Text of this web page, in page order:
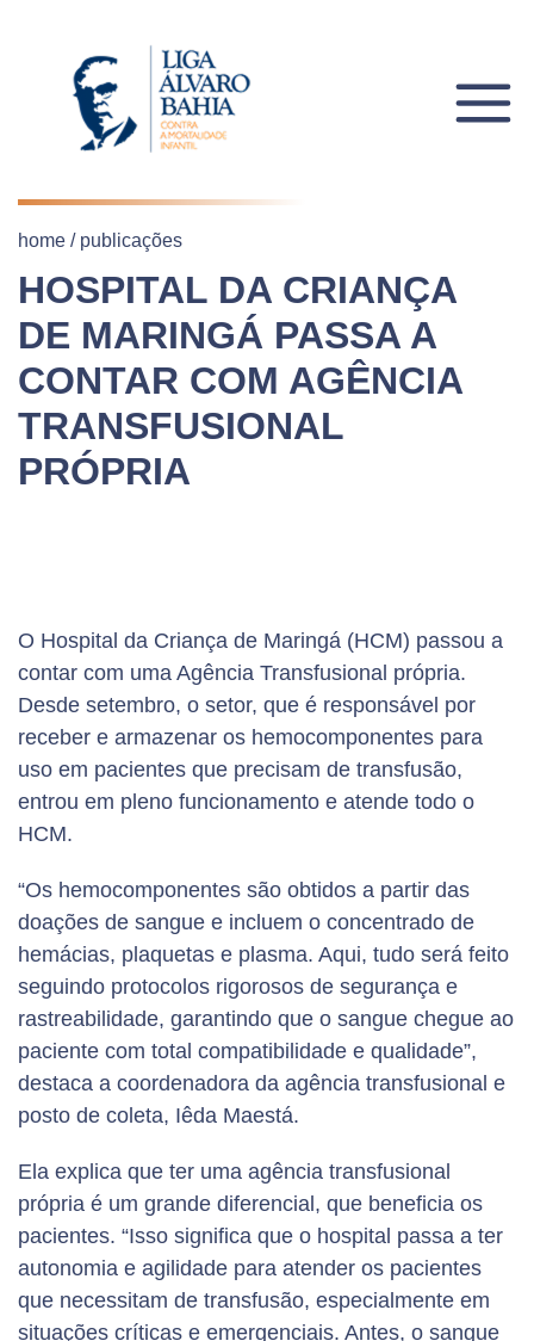
home / publicações
HOSPITAL DA CRIANÇA
DE MARINGÁ PASSA A
CONTAR COM AGÊNCIA
TRANSFUSIONAL
PRÓPRIA
O Hospital da Criança de Maringá (HCM) passou a
contar com uma Agência Transfusional própria.
Desde setembro, o setor, que é responsável por
receber e armazenar os hemocomponentes para
uso em pacientes que precisam de transfusão,
entrou em pleno funcionamento e atende todo o
HCM.
“Os hemocomponentes são obtidos a partir das
doações de sangue e incluem o concentrado de
hemácias, plaquetas e plasma. Aqui, tudo será feito
seguindo protocolos rigorosos de segurança e
rastreabilidade, garantindo que o sangue chegue ao
paciente com total compatibilidade e qualidade”,
destaca a coordenadora da agência transfusional e
posto de coleta, Iêda Maestá.
Ela explica que ter uma agência transfusional
própria é um grande diferencial, que beneficia os
pacientes. “Isso significa que o hospital passa a ter
autonomia e agilidade para atender os pacientes
que necessitam de transfusão, especialmente em
situações críticas e emergenciais. Antes, o sangue